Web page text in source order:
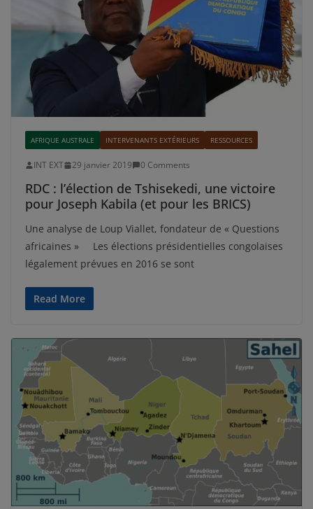
AFRIQUE AUSTRALE INTERVENANTS EXTÉRIEURS RESSOURCES
INT EXT 29 janvier 2019 0 Comments
RDC : l’élection de Tshisekedi, une victoire
pour Joseph Kabila (et pour les BRICS)
Une analyse de Loup Viallet, fondateur de « Questions
africaines » Les élections présidentielles congolaises
légalement prévues en 2016 se sont
Read More